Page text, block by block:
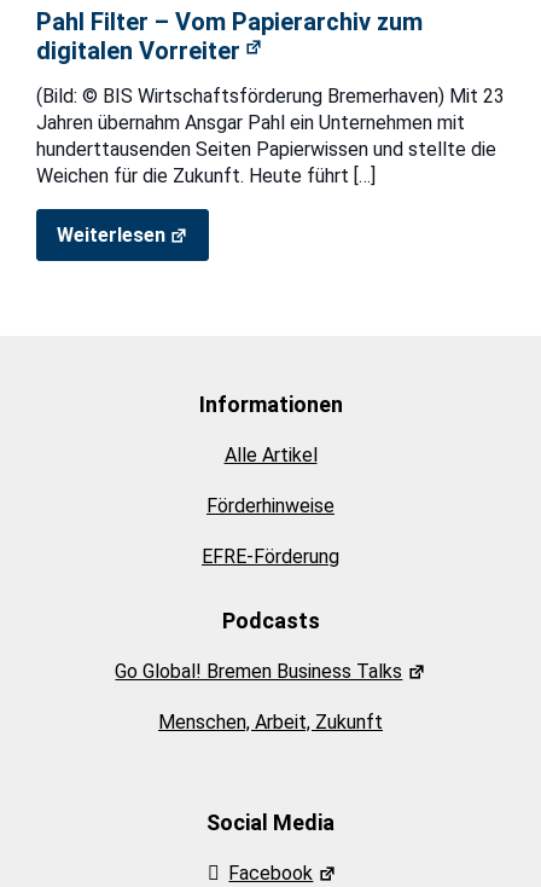
Pahl Filter – Vom Papierarchiv zum
digitalen Vorreiter
(Bild: © BIS Wirtschaftsförderung Bremerhaven) Mit 23
Jahren übernahm Ansgar Pahl ein Unternehmen mit
hunderttausenden Seiten Papierwissen und stellte die
Weichen für die Zukunft. Heute führt […]
Weiterlesen
Informationen
Alle Artikel
Förderhinweise
EFRE-Förderung
Podcasts
Go Global! Bremen Business Talks
Menschen, Arbeit, Zukunft
Social Media
Facebook